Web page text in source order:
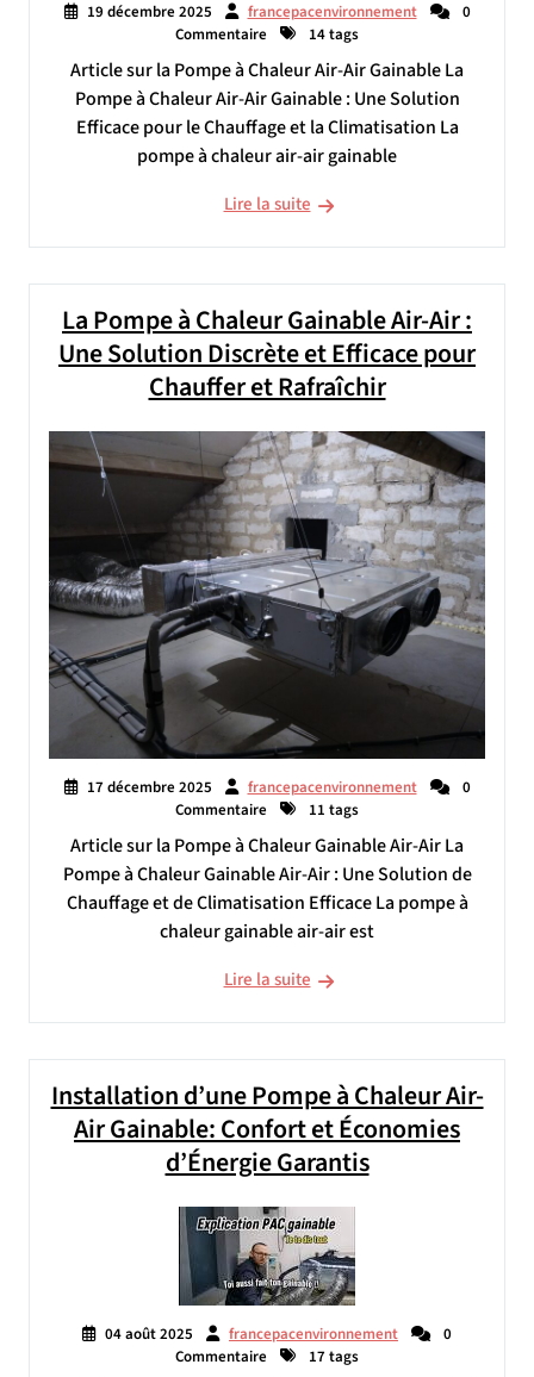
19 décembre 2025 francepacenvironnement
0
Commentaire
14 tags
Article sur la Pompe à Chaleur Air-Air Gainable La
Pompe à Chaleur Air-Air Gainable : Une Solution
Efficace pour le Chauffage et la Climatisation La
pompe à chaleur air-air gainable
Lire la suite
La Pompe à Chaleur Gainable Air-Air :
Une Solution Discrète et Efficace pour
Chauffer et Rafraîchir
17 décembre 2025 francepacenvironnement
0
Commentaire
11 tags
Article sur la Pompe à Chaleur Gainable Air-Air La
Pompe à Chaleur Gainable Air-Air : Une Solution de
Chauffage et de Climatisation Efficace La pompe à
chaleur gainable air-air est
Lire la suite
Installation d’une Pompe à Chaleur Air-
Air Gainable: Confort et Économies
d’Énergie Garantis
04 août 2025 francepacenvironnement
0
Commentaire
17 tags